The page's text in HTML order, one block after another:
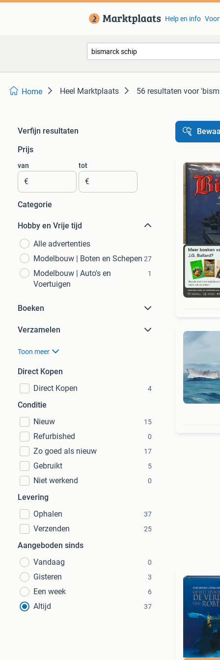
Help en info
Home Heel Marktplaats 56 resultaten voor
Verfijn resultaten
Prijs
van
€
tot
€
Categorie
Hobby en Vrije tijd
Alle advertenties
Modelbouw | Boten en Schepen 27
Modelbouw | Auto's en
Voertuigen
1
Boeken
Verzamelen
Toon meer
Direct Kopen
Direct Kopen
4
Conditie
Nieuw
15
Refurbished 0
Zo goed als nieuw 17
Gebruikt 5
Niet werkend 0
Levering
Ophalen
37
Verzenden 25
Aangeboden sinds
Vandaag
0
Gisteren 3
Een week 6
Altijd 37